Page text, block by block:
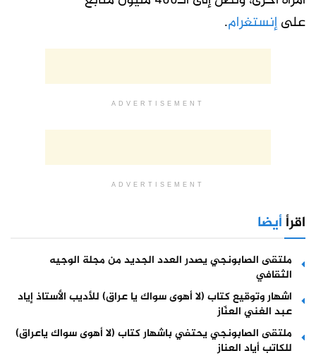
علىإنستغرام.
ADVERTISEMENT
ADVERTISEMENT
اقرأأيضا
ملتقى الصابونجي يصدر العدد الجديد من مجلة الوجيه
الثقافي
اشهار وتوقيع كتاب (لا أهوى سواك يا عراق) للأديب الأستاذ إياد
عبد الغني العنّاز
ملتقى الصابونجي يحتفي باشهار كتاب (لا أهوى سواك ياعراق)
للكاتب أياد العناز